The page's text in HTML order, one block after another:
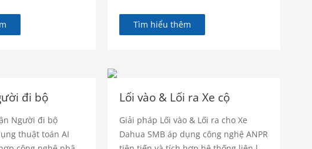
pháp giám sát video đơn giản. Những
gì họ cần là một giải pháp giám sát
tính năng theo dõi quỹ đạo radar kết
hợp và theo dõi video camera PTZ,
cung cấp khả năng giám sát toàn cầu
trong mọi thời tiết, độ chính xác cao
Tìm hiểu thêm
đi bộ
Người đi bộ
thuật toán AI
Lối vào & Lối ra Xe cộ
Giải pháp Lối vào & Lối ra cho Xe
Dahua SMB áp dụng công nghệ ANPR